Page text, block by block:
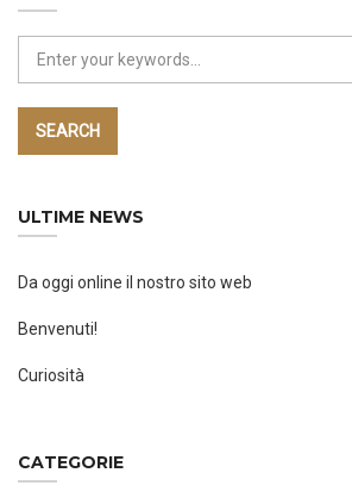
SEARCH
ULTIME NEWS
Da oggi online il nostro sito web
Benvenuti!
Curiosità
CATEGORIE